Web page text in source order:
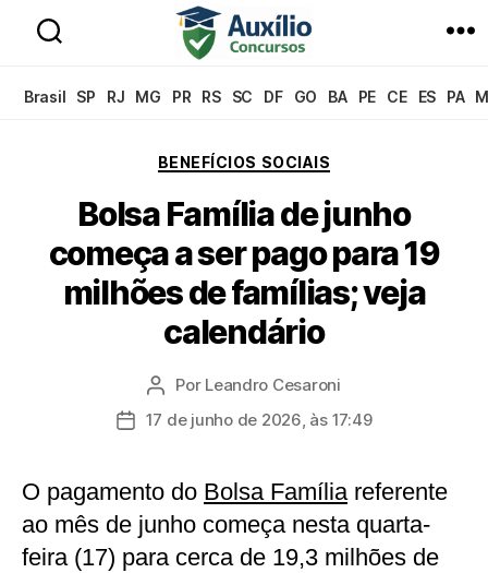
Concursos
Brasil SP RJ MG PR RS SC DF GO BA PE CE ES PA
Categorias
BENEFÍCIOS SOCIAIS
Bolsa Família de junho
começa a ser pago para 19
milhões de famílias; veja
calendário
Autor
do
Por Leandro Cesaroni
Data17 de junho de 2026, às 17:49
O pagamento do Bolsa Famíliareferente
ao mês de junho começa nesta quarta-
feira (17) para cerca de 19,3 milhões de